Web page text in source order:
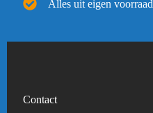
Alles uit eigen voorraad
Contact